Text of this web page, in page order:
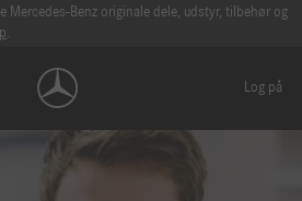
Mercedes-Benz originale dele, udstyr, tilbehør og
.
Log på